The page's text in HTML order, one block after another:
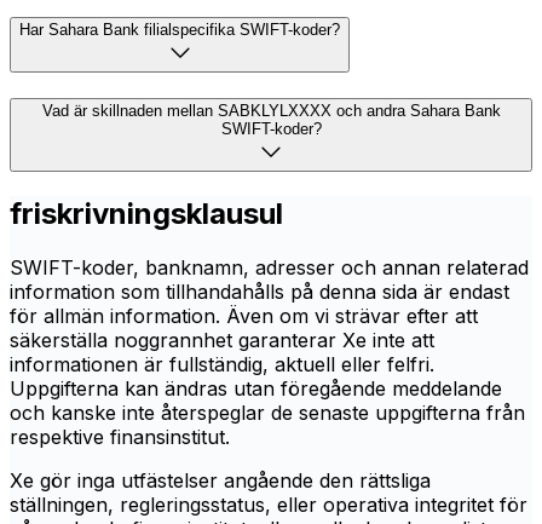
Har Sahara Bank filialspecifika SWIFT-koder?
Vad är skillnaden mellan SABKLYLXXXX och andra Sahara Bank
SWIFT-koder?
friskrivningsklausul
SWIFT-koder, banknamn, adresser och annan relaterad
information som tillhandahålls på denna sida är endast
för allmän information. Även om vi strävar efter att
säkerställa noggrannhet garanterar Xe inte att
informationen är fullständig, aktuell eller felfri.
Uppgifterna kan ändras utan föregående meddelande
och kanske inte återspeglar de senaste uppgifterna från
respektive finansinstitut.
Xe gör inga utfästelser angående den rättsliga
ställningen, regleringsstatus, eller operativa integritet för